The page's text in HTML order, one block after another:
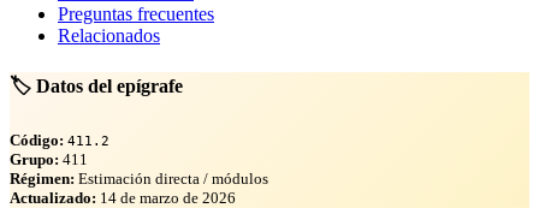
Preguntas frecuentes
Relacionados
🏷️ Datos del epígrafe
Código: 411.2
Grupo: 411
Régimen: Estimación directa / módulos
Actualizado: 14 de marzo de 2026